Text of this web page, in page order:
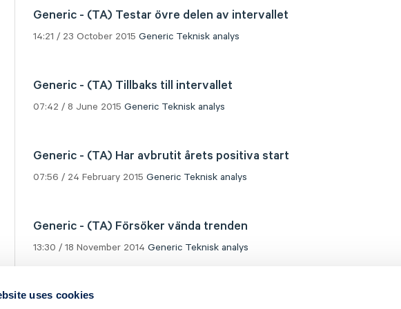
uses cookies
Generic - (TA) Testar övre delen av intervallet
14:21 / 23 October 2015 Generic Teknisk analys
Generic - (TA) Tillbaks till intervallet
07:42 / 8 June 2015 Generic Teknisk analys
Generic - (TA) Har avbrutit årets positiva start
07:56 / 24 February 2015 Generic Teknisk analys
Generic - (TA) Försöker vända trenden
13:30 / 18 November 2014 Generic Teknisk analys
Generic - (TA) Under stödet som finns strax ovanför 3,50 kr